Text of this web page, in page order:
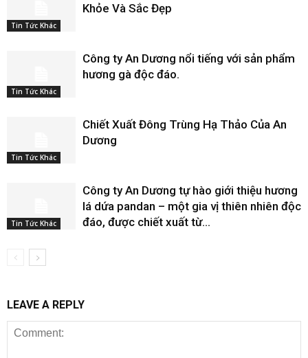
Tin Tức Khác
Khỏe Và Sắc Đẹp
Tin Tức Khác
Công ty An Dương nổi tiếng với sản phẩm
hương gà độc đáo.
Tin Tức Khác
Chiết Xuất Đông Trùng Hạ Thảo Của An
Dương
Tin Tức Khác
Công ty An Dương tự hào giới thiệu hương
lá dứa pandan – một gia vị thiên nhiên độc
đáo, được chiết xuất từ...
LEAVE A REPLY